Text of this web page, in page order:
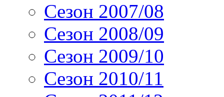
Сезон 2007/08
Сезон 2008/09
Сезон 2009/10
Сезон 2010/11